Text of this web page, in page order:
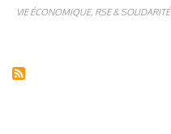
VIE ÉCONOMIQUE, RSE & SOLIDARITÉ